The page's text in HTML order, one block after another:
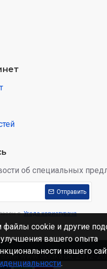
об специальных
Отправить
с Угода користувача
www.skidka.ua, 2012-
cookie и другие
улучшения вашего опыта
нашего
.